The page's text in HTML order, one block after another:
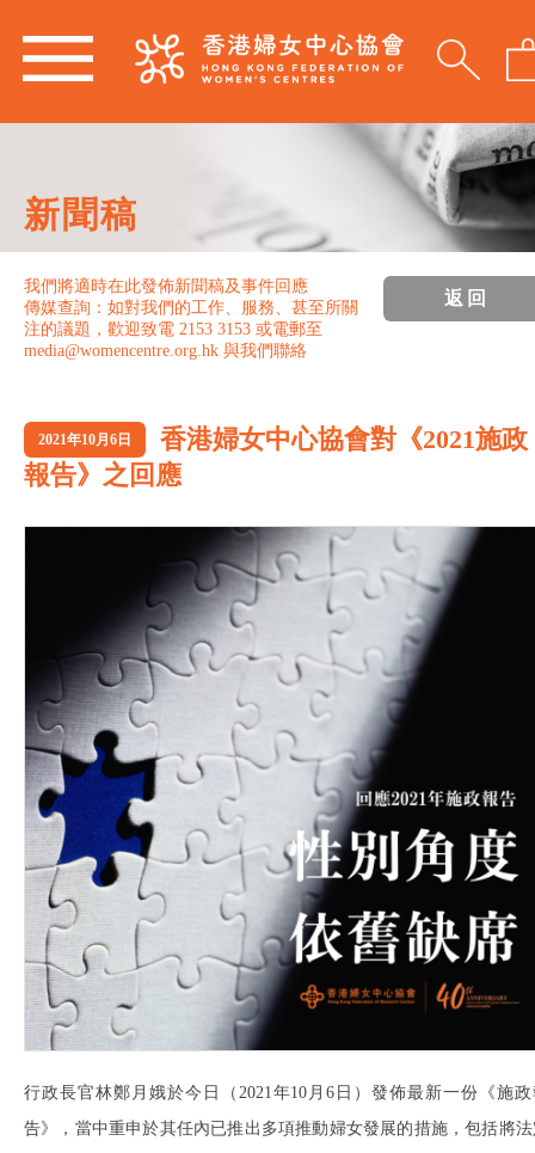
新聞稿
我們將適時在此發佈新聞稿及事件回應
傳媒查詢：如對我們的工作、服務、甚至所關
注的議題，歡迎致電 2153 3153 或電郵至
media@womencentre.org.hk 與我們聯絡
返回
2021年10月6日
香港婦女中心協會對《2021施政
報告》之回應
行政長官林鄭月娥於今日（2021年10月6日）發佈最新一份《施政
告》，當中重申於其任內已推出多項推動婦女發展的措施，包括將